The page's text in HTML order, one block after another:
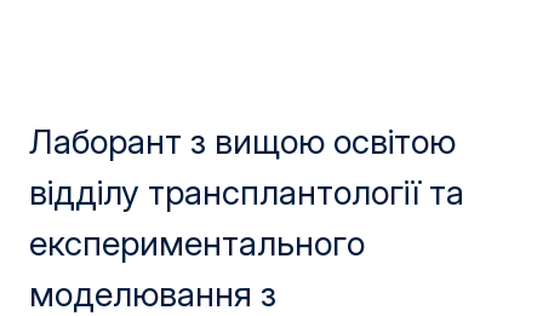
Лаборант з вищою освітою
відділу трансплантології та
експериментального
моделювання з